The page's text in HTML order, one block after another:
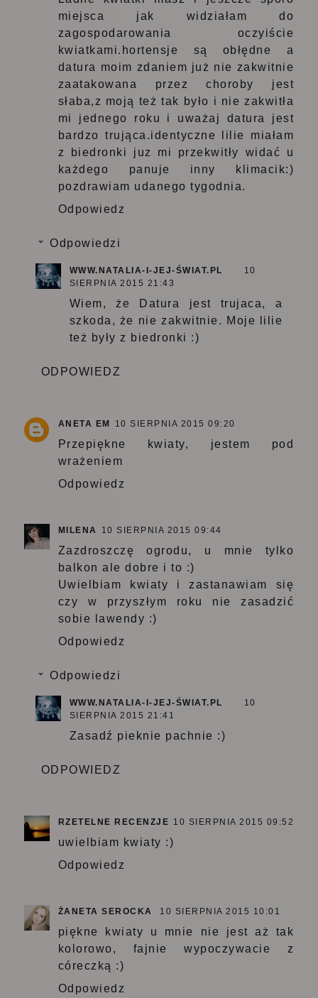
miejsca jak widziałam do
zagospodarowania oczyiście
kwiatkami.hortensje są obłędne a
datura moim zdaniem już nie zakwitnie
zaatakowana przez choroby jest
słaba,z moją też tak było i nie zakwitła
mi jednego roku i uważaj datura jest
bardzo trująca.identyczne lilie miałam
z biedronki juz mi przekwitły widać u
każdego panuje inny klimacik:)
pozdrawiam udanego tygodnia.
Odpowiedz
Odpowiedzi
WWW.NATALIA-I-JEJ-ŚWIAT.PL
10
SIERPNIA 2015 21:43
Wiem, że Datura jest trujaca, a
szkoda, że nie zakwitnie. Moje lilie
też były z biedronki :)
ODPOWIEDZ
ANETA EM 10 SIERPNIA 2015 09:20
Przepiękne kwiaty, jestem pod
wrażeniem
Odpowiedz
MILENA 10 SIERPNIA 2015 09:44
Zazdroszczę ogrodu, u mnie tylko
balkon ale dobre i to :)
Uwielbiam kwiaty i zastanawiam się
czy w przyszłym roku nie zasadzić
sobie lawendy :)
Odpowiedz
Odpowiedzi
WWW.NATALIA-I-JEJ-ŚWIAT.PL
10
SIERPNIA 2015 21:41
Zasadź pieknie pachnie :)
ODPOWIEDZ
RZETELNE RECENZJE 10 SIERPNIA 2015 09:52
uwielbiam kwiaty :)
Odpowiedz
ŻANETA SEROCKA 10 SIERPNIA 2015 10:01
piękne kwiaty u mnie nie jest aż tak
kolorowo, fajnie wypoczywacie z
córeczką :)
Odpowiedz